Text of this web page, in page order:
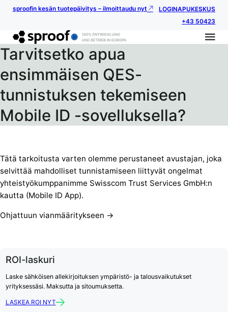
sproofin kesän tuotepäivitys – ilmoittaudu nyt LOGINAPUKESKUS
+43 50423
Tarvitsetko apua
ensimmäisen QES-
tunnistuksen tekemiseen
Mobile ID -sovelluksella?
Tätä tarkoitusta varten olemme perustaneet avustajan, joka
selvittää mahdolliset tunnistamiseen liittyvät ongelmat
yhteistyökumppanimme Swisscom Trust Services GmbH:n
kautta (Mobile ID App).
Ohjattuun vianmääritykseen ->
ROI-laskuri
Laske sähköisen allekirjoituksen ympäristö- ja talousvaikutukset
yrityksessäsi. Maksutta ja sitoumuksetta.
LASKEA ROI NYT